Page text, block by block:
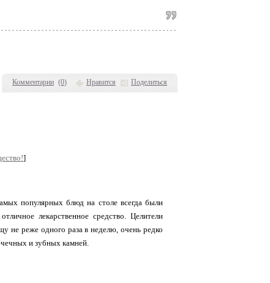
Комментарии (0) Нравится Поделиться
]
популярных блюд на столе всегда были
лекарственное средство. Целители
не реже одного раза в неделю, очень редко
и зубных камней.